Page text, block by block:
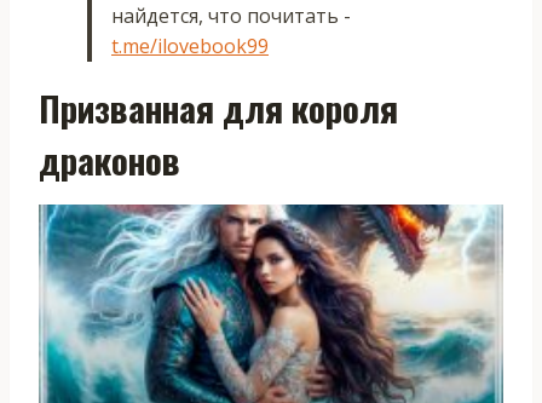
найдется, что почитать -
t.me/ilovebook99
Призванная для короля
драконов